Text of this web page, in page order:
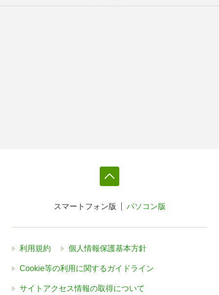
スマートフォン版 パソコン版
利用規約 個人情報保護基本方針
Cookie等の利用に関するガイドライン
サイトアクセス情報の取得について